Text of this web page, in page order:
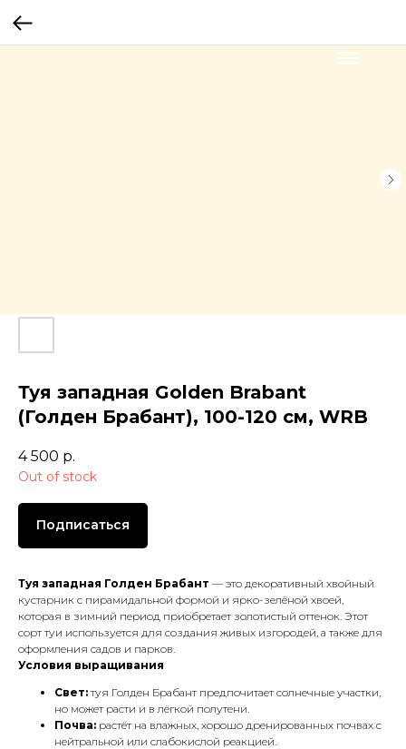
Туя западная Golden Brabant
(Голден Брабант), 100-120 см, WRB
4 500 р.
Out of stock
Подписаться
Туя западная Голден Брабант — это декоративный хвойный
кустарник с пирамидальной формой и ярко-зелёной хвоей,
которая в зимний период приобретает золотистый оттенок. Этот
сорт туи используется для создания живых изгородей, а также для
оформления садов и парков.
Условия выращивания
Свет:туя Голден Брабант предпочитает солнечные участки,
но может расти и в лёгкой полутени.
Почва: растёт на влажных, хорошо дренированных почвах с
нейтральной или слабокислой реакцией.